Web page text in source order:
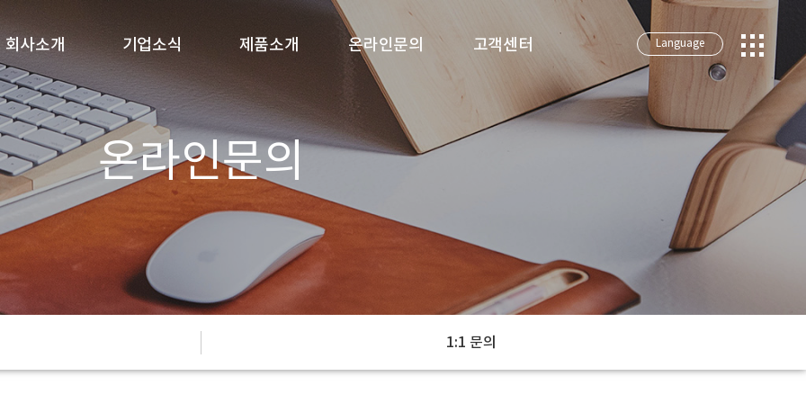
Language
회사소개
인사말
회사개요
연혁
기업소식
새소식
보도자료
홍보자료
카달로그
제품소개
센서,직부,매입등
일반조명
홈조명
컨버터
온라인문의
고객상담
1:1 문의
고객센터
공지사항
온라인문의
1:1 문의